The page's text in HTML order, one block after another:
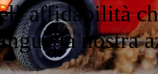
la nostra